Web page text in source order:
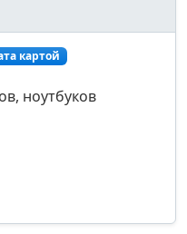
картой
ноутбуков